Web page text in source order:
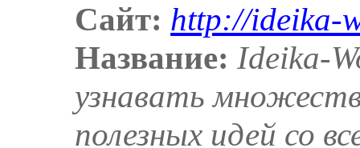
Сайт: http://ideika-
Название: Ideika-
узнавать
полезных идей со